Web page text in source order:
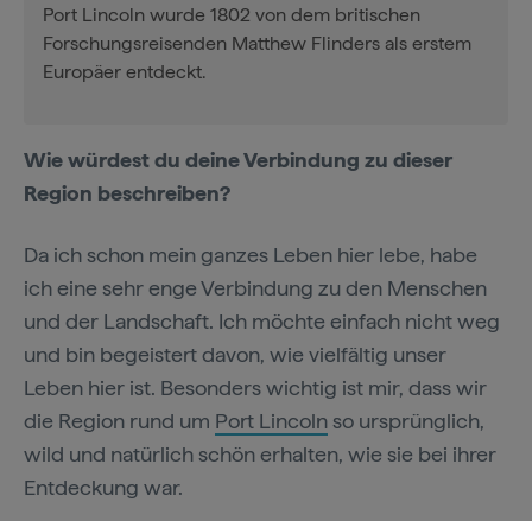
Port Lincoln wurde 1802 von dem britischen
Forschungsreisenden Matthew Flinders als erstem
Europäer entdeckt.
Wie würdest du deine Verbindung zu dieser
Region beschreiben?
Da ich schon mein ganzes Leben hier lebe, habe
ich eine sehr enge Verbindung zu den Menschen
und der Landschaft. Ich möchte einfach nicht weg
und bin begeistert davon, wie vielfältig unser
Leben hier ist. Besonders wichtig ist mir, dass wir
die Region rund um Port Lincolnso ursprünglich,
wild und natürlich schön erhalten, wie sie bei ihrer
Entdeckung war.